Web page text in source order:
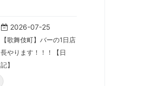
2026-07-25
【歌舞伎町】バーの1日店
長やります！！！【日
記】